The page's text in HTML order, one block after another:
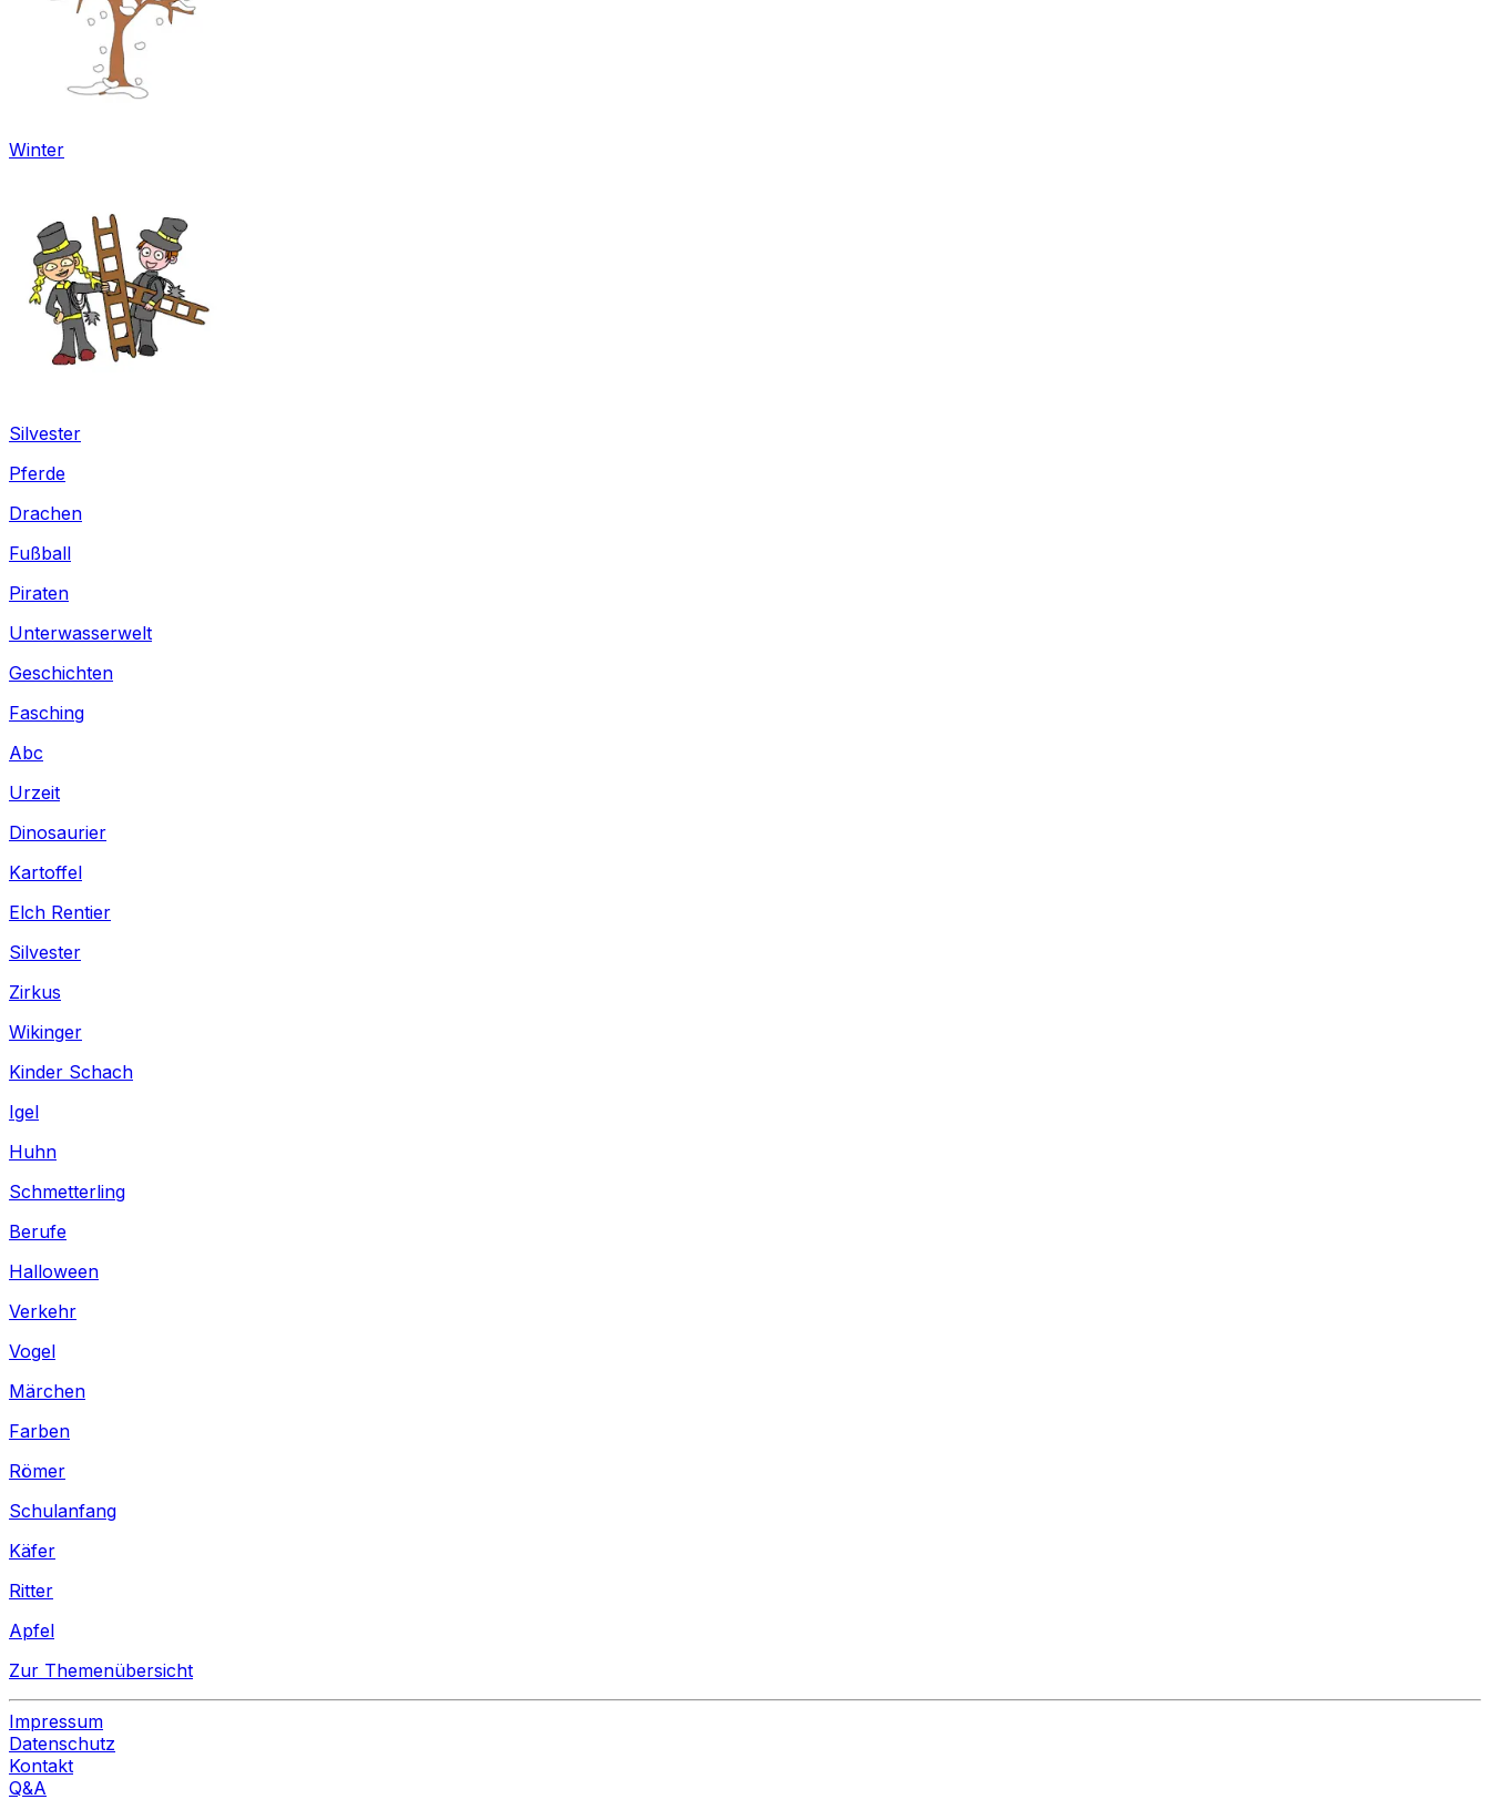
Winter
Silvester
Pferde
Drachen
Fußball
Piraten
Unterwasserwelt
Geschichten
Fasching
Abc
Urzeit
Dinosaurier
Kartoffel
Elch Rentier
Silvester
Zirkus
Wikinger
Kinder Schach
Igel
Huhn
Schmetterling
Berufe
Halloween
Verkehr
Vogel
Märchen
Farben
Römer
Schulanfang
Käfer
Ritter
Apfel
Zur Themenübersicht
Impressum
Datenschutz
Kontakt
Q&A